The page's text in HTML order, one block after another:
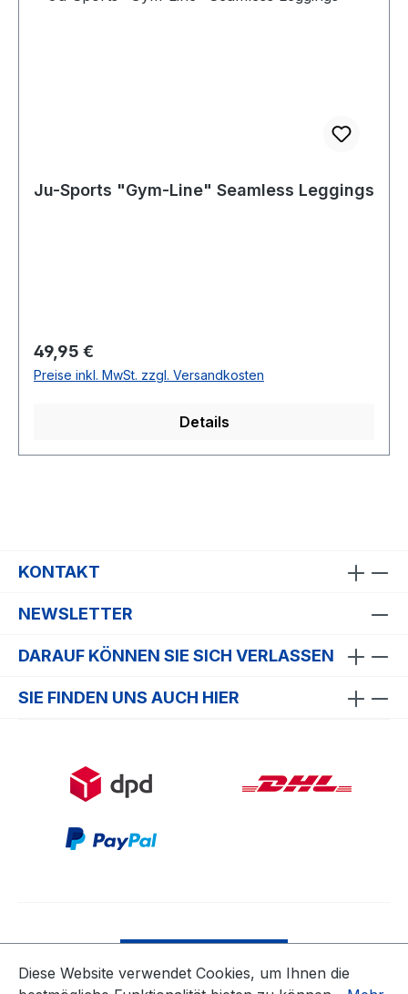
Ju-Sports "Gym-Line" Seamless Leggings
Regulärer Preis:
49,95 €
Preise inkl. MwSt. zzgl. Versandkosten
Details
KONTAKT
NEWSLETTER
DARAUF KÖNNEN SIE SICH VERLASSEN
SIE FINDEN UNS AUCH HIER
Diese Website verwendet Cookies, um Ihnen die